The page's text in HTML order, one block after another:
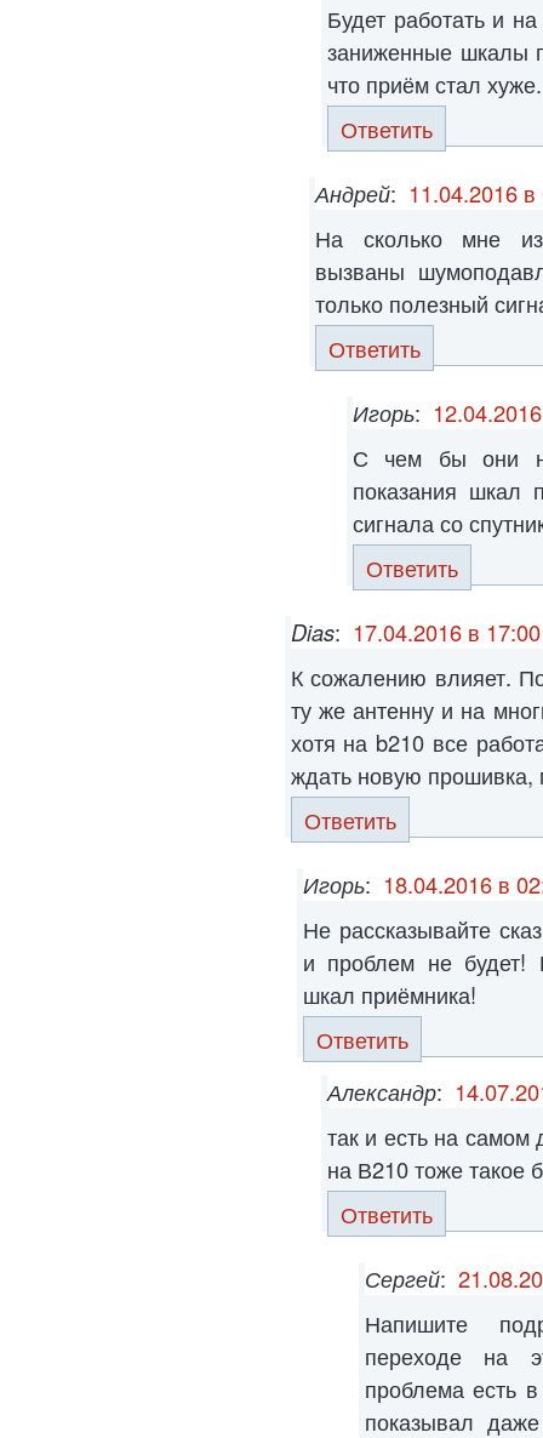
Будет работать и
заниженные шкалы
что приём стал хуже.
Ответить
Андрей: 11.04.2016 в
На сколько мне
вызваны
только полезный
Ответить
Игорь:
С чем бы они
показания шкал
сигнала со
Ответить
Dias: 17.04.2016 в 17:00
К сожалению влияет.
ту же антенну и на
хотя на b210 все
ждать новую прошивка,
Ответить
Игорь: 18.04.2016 в
Не рассказывайте
и проблем не будет!
шкал приёмника!
Ответить
Александр:
так и есть на самом
на В210 тоже такое
Ответить
Сергей:
Напишите
переходе на
проблема есть
показывал